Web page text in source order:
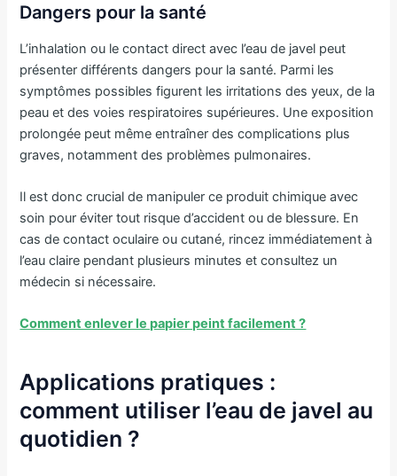
Dangers pour la santé
L’inhalation ou le contact direct avec l’eau de javel peut
présenter différents dangers pour la santé. Parmi les
symptômes possibles figurent les irritations des yeux, de la
peau et des voies respiratoires supérieures. Une exposition
prolongée peut même entraîner des complications plus
graves, notamment des problèmes pulmonaires.
Il est donc crucial de manipuler ce produit chimique avec
soin pour éviter tout risque d’accident ou de blessure. En
cas de contact oculaire ou cutané, rincez immédiatement à
l’eau claire pendant plusieurs minutes et consultez un
médecin si nécessaire.
Comment enlever le papier peint facilement ?
Applications pratiques :
comment utiliser l’eau de javel au
quotidien ?